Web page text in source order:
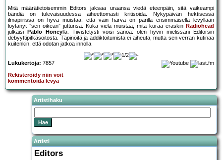
Mitä määrätietoisemmin Editors jaksaa uraansa viedä eteenpäin, sitä vaikeampi
bändiä on tulevaisuudessa aiheettomasti kritisoida. Nykypäivän hektisessä
ilmapiirissä on hyvä muistaa, että vain harva on parilla ensimmäisellä levyllään
löytänyt ”sen oikean” juttunsa. Kuka vielä muistaa, mitä kuraa eräskin Radiohead
julkaisi
Pablo Honey lla. Tiivistetysti voisi sanoa: olen hyvin mielissäni Editorsin
debyyttipitkäsoitosta. Täpinöitä ja addiktoitumista ei aiheuta, mutta sen verran kutinaa
kuitenkin, että odotan jatkoa innolla.
Lukukertoja: 7857
Rekisteröidy niin voit
kommentoida levyä
Artistihaku
Artisti
Editors